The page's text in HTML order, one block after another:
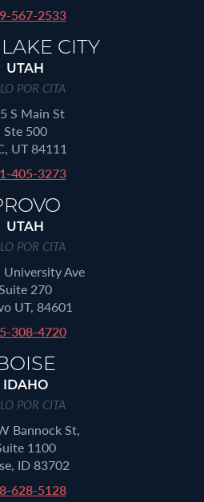
567-2533
CITY
UTAH
POR CITA
S Main St
Ste 500
UT 84111
405-3273
UTAH
POR CITA
University Ave
270
UT, 84601
308-4720
IDAHO
POR CITA
Bannock St,
1100
ID 83702
628-5128